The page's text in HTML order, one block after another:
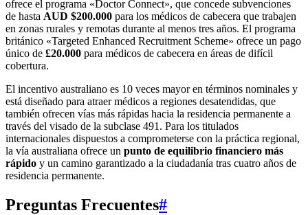
ofrece el programa «Doctor Connect», que concede subvenciones
de hasta AUD $200.000 para los médicos de cabecera que trabajen
en zonas rurales y remotas durante al menos tres años. El programa
británico «Targeted Enhanced Recruitment Scheme» ofrece un pago
único de £20.000 para médicos de cabecera en áreas de difícil
cobertura.
El incentivo australiano es 10 veces mayor en términos nominales y
está diseñado para atraer médicos a regiones desatendidas, que
también ofrecen vías más rápidas hacia la residencia permanente a
través del visado de la subclase 491. Para los titulados
internacionales dispuestos a comprometerse con la práctica regional,
la vía australiana ofrece un punto de equilibrio financiero más
rápido y un camino garantizado a la ciudadanía tras cuatro años de
residencia permanente.
Preguntas Frecuentes#